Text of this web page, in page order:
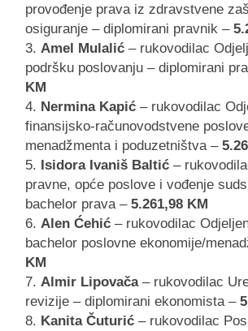
provođenje prava iz zdravstvene
osiguranje – diplomirani pravnik –
Amel Mulalić – rukovodilac
podršku poslovanju – diplomirani
KM
Nermina Kapić – rukovodilac
finansijsko-računovodstvene
menadžmenta i poduzetništva –
Isidora Ivaniš Baltić –
pravne, opće poslove i vođenje
bachelor prava – 5.261,98 KM
Alen Ćehić – rukovodilac
bachelor poslovne ekonomije/
KM
Almir Lipovača– rukovodilac
revizije – diplomirani ekonomista –
Kanita Čuturić – rukovodilac